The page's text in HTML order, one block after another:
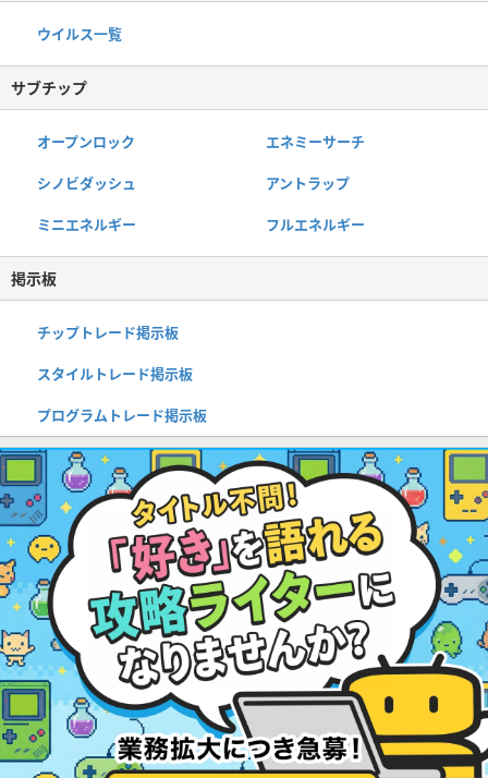
ウイルス一覧
サブチップ
オープンロック エネミーサーチ
シノビダッシュ アントラップ
ミニエネルギー フルエネルギー
掲示板
チップトレード掲示板
スタイルトレード掲示板
プログラムトレード掲示板